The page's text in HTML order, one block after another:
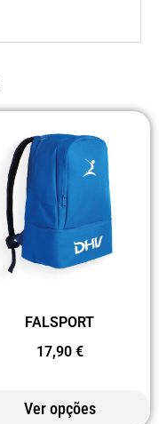
FALSPORT
17,90 €
Ver opções